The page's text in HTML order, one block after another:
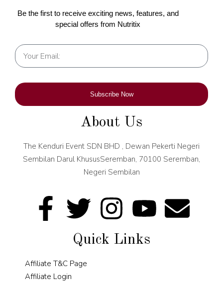
Be the first to receive exciting news, features, and
special offers from Nutritix
Subscribe Now
About Us
The Kenduri Event SDN BHD , Dewan Pekerti Negeri
Sembilan Darul KhususSeremban, 70100 Seremban,
Negeri Sembilan
Quick Links
Affiliate T&C Page
Affiliate Login